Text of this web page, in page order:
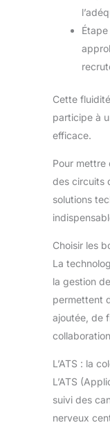
Cette
participe à
efficace.
Pour
des circuits
solutions
Choisir les
La
la gestion
permettent
ajoutée, de
L’ATS : la
L’ATS
suivi des
nerveux